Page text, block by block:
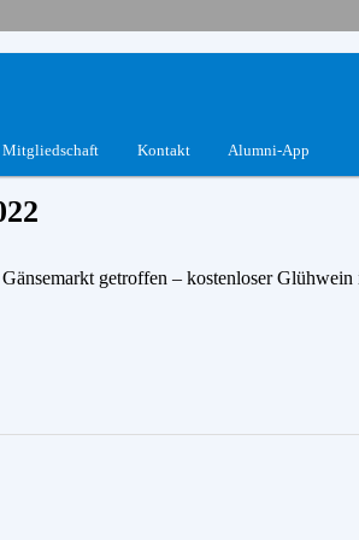
Mitgliedschaft Kontakt Alumni-App
getroffen – kostenloser